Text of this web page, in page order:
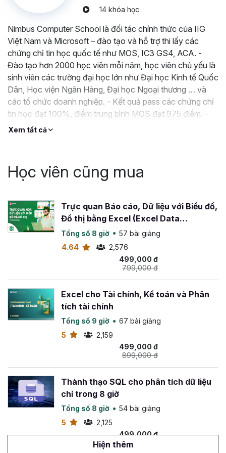
Chương trình học tập tập trung vào kiến thức thực tiễn,
phát sinh trong việc phân tích, xử lý dữ liệu, từ đó đưa ra
quyết định đúng đắn.
Hỗ trợ nhanh chóng và chuyên sâu: Đội ngũ giảng
viên sẵn sàng hỗ trợ trong vòng 24 giờ và trực tiếp giải
đáp thắc mắc trong giờ làm việc, giúp học viên không bị trì
hoãn trong con đường phát triển kỹ năng phân tích dữ liệu
của mình.
Nội dung khóa học được cập nhật thường xuyê
Vậy thì còn chần chờ gì mà không tham gia khóa học
tích dữ liệu với Power BI. Gitiho cùng đội ngũ chuyên gia
sẽ hỗ trợ và giải đáp các câu hỏi của bạn trong giờ hành
chính, đồng thời
hoàn tiền 100%
bạn không hài lòng về khóa học này.
14 khóa học
Nimbus Computer School là đối tác chính thức của IIG
Việt Nam và Microsoft – đào tạo và hỗ trợ thi lấy các
chứng chỉ tin học quốc tế như MOS, IC3 GS4, ACA. -
Đào tạo hơn 2000 học viên mỗi năm, học viên chủ yếu là
sinh viên các trường đại học lớn như Đại học Kinh tế Quốc
Dân, Học viện Ngân Hàng, Đại học Ngoại thương … và
các tổ chức doanh nghiệp. - Kết quả pass các chứng chỉ
tin học đạt 100%, điểm trung bình MOS đạt 975 điểm. -
Giảng viên có nhiều năm đào tạo chứng chỉ Tin học quốc
Xem tất cả
Học viên cũng mua
Trực quan Báo cáo, Dữ liệu với Biểu đồ,
Đồ thị bằng Excel (Excel Data
Visualization)
Tổng số 8 giờ
57 bài giảng
4.64
2,576
499,000 đ
799,000 đ
Excel cho Tài chính, Kế toán và Phân
tích tài chính
Tổng số 9 giờ
67 bài giảng
5
2,159
499,000 đ
899,000 đ
Thành thạo SQL cho phân tích dữ liệu
chỉ trong 8 giờ
Tổng số 8 giờ
54 bài giảng
5
2,125
499,000 đ
1,500,000 đ
Hiện thêm